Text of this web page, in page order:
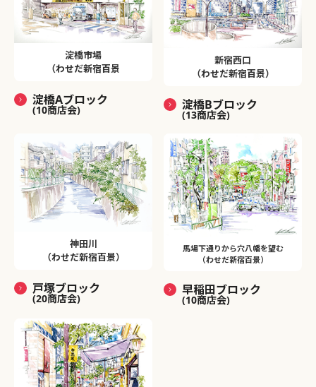
淀橋市場
（わせだ新宿百景
淀橋Aブロック
(10商店会)
新宿西口
（わせだ新宿百景）
淀橋Bブロック
(13商店会)
神田川
（わせだ新宿百景）
戸塚ブロック
(20商店会)
馬場下通りから穴八幡を望む
（わせだ新宿百景）
早稲田ブロック
(10商店会)